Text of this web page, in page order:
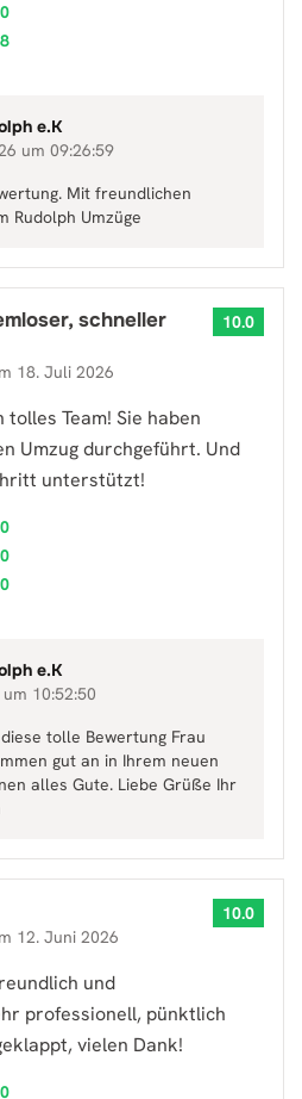
8
e.K
um 09:26:59
Mit freundlichen
Rudolph Umzüge
schneller
18. Juli 2026
10.0
Team! Sie haben
Umzug durchgeführt. Und
unterstützt!
e.K
10:52:50
tolle Bewertung Frau
gut an in Ihrem neuen
alles Gute. Liebe Grüße Ihr
12. Juni 2026
10.0
und
professionell, pünktlich
vielen Dank!